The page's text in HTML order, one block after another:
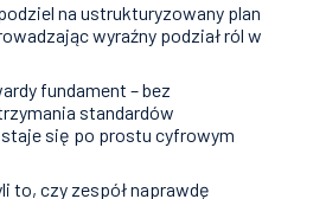
na ustrukturyzowany plan
wyraźny podział ról w
fundament – bez
standardów
się po prostu cyfrowym
to, czy zespół naprawdę